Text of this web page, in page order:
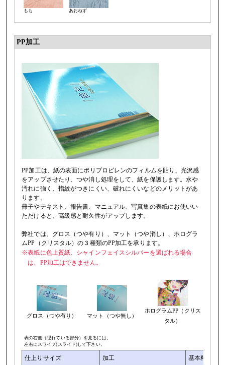
もも あおねず
PP加工
PP加工は、紙の表面にポリプロピレンのフィルムを貼り、光沢感
をアップさせたり、つや消し処理をして、紙を保護します。水や
汚れに強く、指紋がつきにくい、破れにくいなどのメリットがあ
ります。
冊子やテキスト、報告書、マニュアル、写真集の表紙にお使いい
ただけると、高級感と耐久性がアップします。
弊社では、グロス（つや有り）、マット（つや消し）、ホログラ
ムPP（クリスタル）の３種類のPP加工を承ります。
※表紙に色上質紙、シャインフェイスシルバーを選ばれる場合
は、PP加工はできません。
グロス（つや有り） マット（つや無し）
ホログラムPP（クリス
タル）
表の右側（隠れている部分）を見るには、
左右にスワイプ(スライド)して下さい。
仕上りサイズ 加工 基本料金